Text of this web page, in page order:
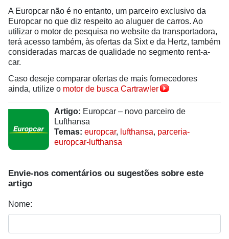
A Europcar não é no entanto, um parceiro exclusivo da
Europcar no que diz respeito ao aluguer de carros. Ao
utilizar o motor de pesquisa no website da transportadora,
terá acesso também, às ofertas da Sixt e da Hertz, também
consideradas marcas de qualidade no segmento rent-a-
car.
Caso deseje comparar ofertas de mais fornecedores
ainda, utilize o motor de busca Cartrawler
Artigo: Europcar – novo parceiro de
Lufthansa
Temas: europcar, lufthansa, parceria-
europcar-lufthansa
Envie-nos comentários ou sugestões sobre este
artigo
Nome: